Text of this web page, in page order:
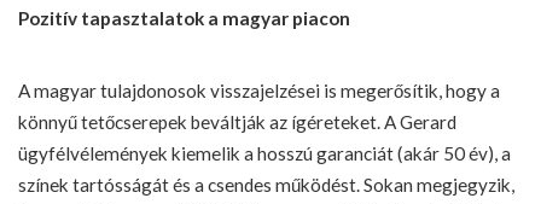
Pozitív tapasztalatok a magyar piacon
A magyar tulajdonosok visszajelzései is megerősítik, hogy a
könnyű tetőcserepek beváltják az ígéreteket. A Gerard
ügyfélvélemények kiemelik a hosszú garanciát (akár 50 év), a
színek tartósságát és a csendes működést. Sokan megjegyzik,